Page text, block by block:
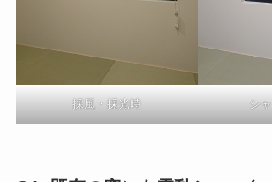
採風・採光時 シ